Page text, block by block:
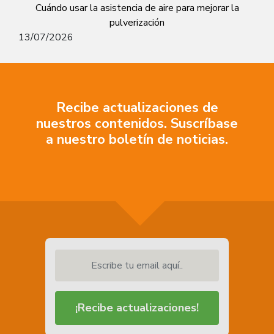
Cuándo usar la asistencia de aire para mejorar la
pulverización
13/07/2026
Recibe actualizaciones de
nuestros contenidos. Suscríbase
a nuestro boletín de noticias.
¡Recibe actualizaciones!